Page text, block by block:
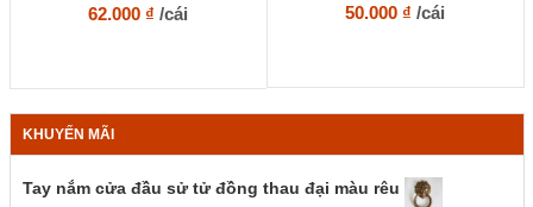
62.000 ₫ /cái 50.000 ₫ /cái
KHUYẾN MÃI
Tay nắm cửa đầu sử tử đồng thau đại màu rêu